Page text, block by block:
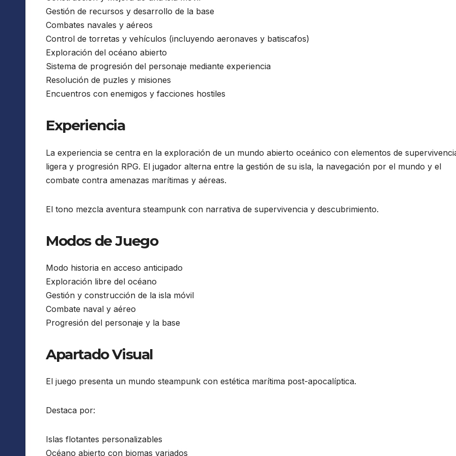
Gestión de recursos y desarrollo de la base
Combates navales y aéreos
Control de torretas y vehículos (incluyendo aeronaves y batiscafos)
Exploración del océano abierto
Sistema de progresión del personaje mediante experiencia
Resolución de puzles y misiones
Encuentros con enemigos y facciones hostiles
Experiencia
La experiencia se centra en la exploración de un mundo abierto oceánico con elementos de
ligera y progresión RPG. El jugador alterna entre la gestión de su isla, la navegación por el mundo y el
combate contra amenazas marítimas y aéreas.
El tono mezcla aventura steampunk con narrativa de supervivencia y descubrimiento.
Modos de Juego
Modo historia en acceso anticipado
Exploración libre del océano
Gestión y construcción de la isla móvil
Combate naval y aéreo
Progresión del personaje y la base
Apartado Visual
El juego presenta un mundo steampunk con estética marítima post-apocalíptica.
Destaca por:
Islas flotantes personalizables
Océano abierto con biomas variados